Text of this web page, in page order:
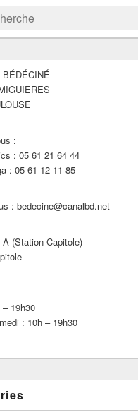
:
: 05 61 21 64 44
: 05 61 12 11 85
: bedecine@canalbd.net
A (Station Capitole)
19h30
: 10h – 19h30